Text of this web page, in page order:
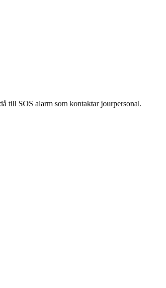
till SOS alarm som kontaktar jourpersonal.